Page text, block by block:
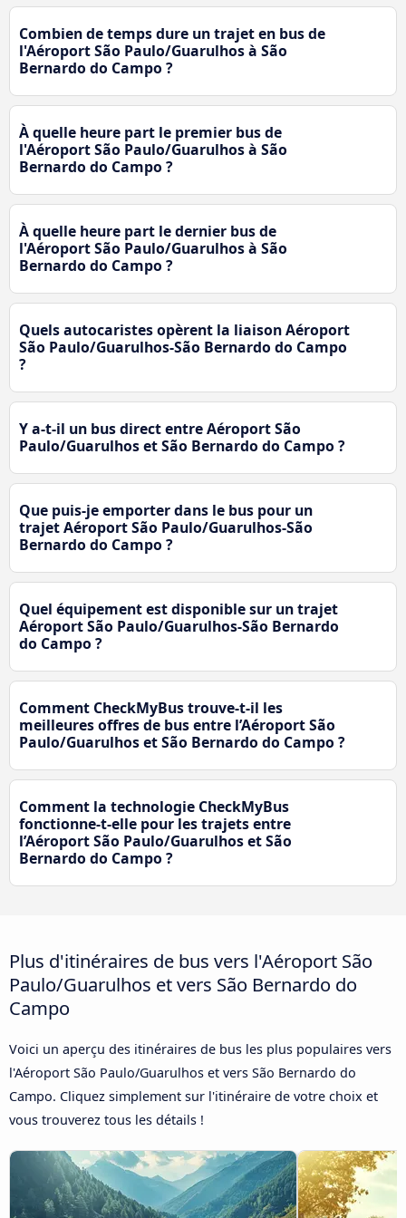
Combien de temps dure un trajet en bus de
l'Aéroport São Paulo/Guarulhos à São
Bernardo do Campo ?
À quelle heure part le premier bus de
l'Aéroport São Paulo/Guarulhos à São
Bernardo do Campo ?
À quelle heure part le dernier bus de
l'Aéroport São Paulo/Guarulhos à São
Bernardo do Campo ?
Quels autocaristes opèrent la liaison Aéroport
São Paulo/Guarulhos-São Bernardo do Campo
?
Y a-t-il un bus direct entre Aéroport São
Paulo/Guarulhos et São Bernardo do Campo ?
Que puis-je emporter dans le bus pour un
trajet Aéroport São Paulo/Guarulhos-São
Bernardo do Campo ?
Quel équipement est disponible sur un trajet
Aéroport São Paulo/Guarulhos-São Bernardo
do Campo ?
Comment CheckMyBus trouve-t-il les
meilleures offres de bus entre l’Aéroport São
Paulo/Guarulhos et São Bernardo do Campo ?
Comment la technologie CheckMyBus
fonctionne-t-elle pour les trajets entre
l’Aéroport São Paulo/Guarulhos et São
Bernardo do Campo ?
Plus d'itinéraires de bus vers l'Aéroport São
Paulo/Guarulhos et vers São Bernardo do
Campo
Voici un aperçu des itinéraires de bus les plus populaires vers
l'Aéroport São Paulo/Guarulhos et vers São Bernardo do
Campo. Cliquez simplement sur l'itinéraire de votre choix et
vous trouverez tous les détails !